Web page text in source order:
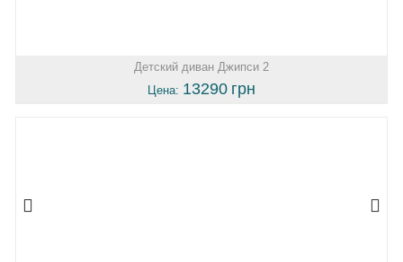
Детский диван Джипси 2
Цена: 13290 грн